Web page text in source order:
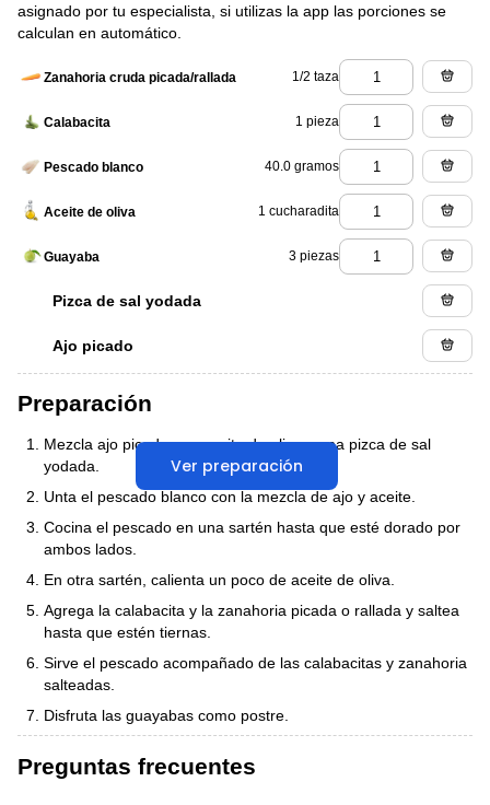
asignado por tu especialista, si utilizas la app las porciones se
calculan en automático.
Zanahoria cruda picada/rallada 1/2 taza
Calabacita 1 pieza
Pescado blanco 40.0 gramos
Aceite de oliva 1 cucharadita
Guayaba 3 piezas
Pizca de sal yodada
Ajo picado
Ver preparación
Preparación
Mezcla ajo picado con aceite de oliva y una pizca de sal
yodada.
Unta el pescado blanco con la mezcla de ajo y aceite.
Cocina el pescado en una sartén hasta que esté dorado por
ambos lados.
En otra sartén, calienta un poco de aceite de oliva.
Agrega la calabacita y la zanahoria picada o rallada y saltea
hasta que estén tiernas.
Sirve el pescado acompañado de las calabacitas y zanahoria
salteadas.
Disfruta las guayabas como postre.
Preguntas frecuentes